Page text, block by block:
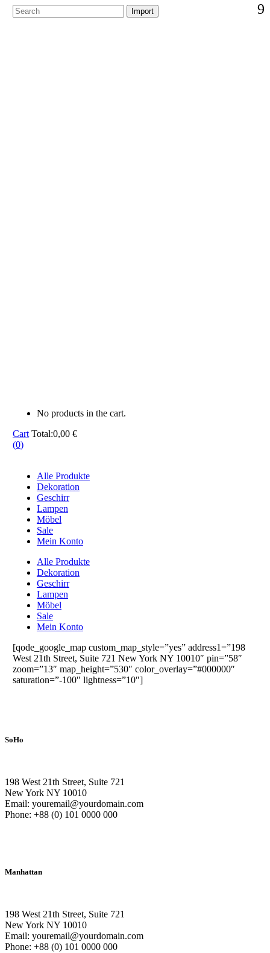
No products in the cart.
Cart Total:0,00 €
(0)
Alle Produkte
Dekoration
Geschirr
Lampen
Möbel
Sale
Mein Konto
Alle Produkte
Dekoration
Geschirr
Lampen
Möbel
Sale
Mein Konto
[qode_google_map custom_map_style=”yes” address1=”198
West 21th Street, Suite 721 New York NY 10010″ pin=”58″
zoom=”13″ map_height=”530″ color_overlay=”#000000″
saturation=”-100″ lightness=”10″]
SoHo
198 West 21th Street, Suite 721
New York NY 10010
Email: youremail@yourdomain.com
Phone: +88 (0) 101 0000 000
Manhattan
198 West 21th Street, Suite 721
New York NY 10010
Email: youremail@yourdomain.com
Phone: +88 (0) 101 0000 000